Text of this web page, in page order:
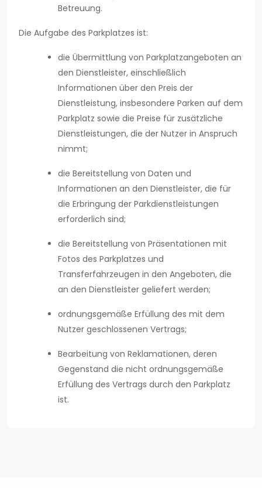
Betreuung.
Die Aufgabe des Parkplatzes ist:
die Übermittlung von Parkplatzangeboten an
den Dienstleister, einschließlich
Informationen über den Preis der
Dienstleistung, insbesondere Parken auf dem
Parkplatz sowie die Preise für zusätzliche
Dienstleistungen, die der Nutzer in Anspruch
nimmt;
die Bereitstellung von Daten und
Informationen an den Dienstleister, die für
die Erbringung der Parkdienstleistungen
erforderlich sind;
die Bereitstellung von Präsentationen mit
Fotos des Parkplatzes und
Transferfahrzeugen in den Angeboten, die
an den Dienstleister geliefert werden;
ordnungsgemäße Erfüllung des mit dem
Nutzer geschlossenen Vertrags;
Bearbeitung von Reklamationen, deren
Gegenstand die nicht ordnungsgemäße
Erfüllung des Vertrags durch den Parkplatz
ist.